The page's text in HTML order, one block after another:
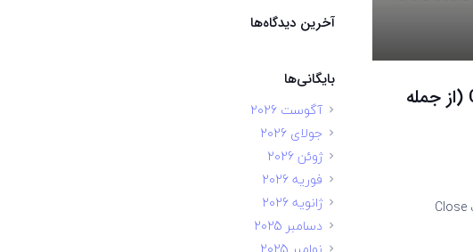
پیشنیازهای یادگیری Cloudهای Open Source (از جمله OpenStack) و Cloud Source (از جمله
برای یادگیری Cloud در ایران بطور کلی دو راه کار وجود دارد با پلتفرم های Open Sourceی مثل OpenStack و کار با محصولات Close
آخرین دیدگاه‌ها
بایگانی‌ها
آگوست 2026
جولای 2026
ژوئن 2026
فوریه 2026
ژانویه 2026
دسامبر 2025